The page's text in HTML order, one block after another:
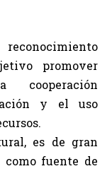
promover
y el uso
es de gran
fuente de